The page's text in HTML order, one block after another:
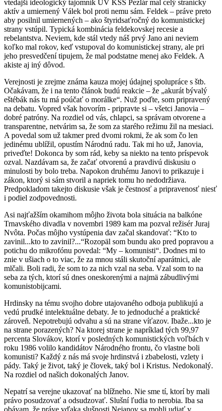
vtedajší ideologický tajomník ÚV KSS Pezlár mal celý stranícky
aktív a umiernený Válek bol proti nemu sám. Feldek – práve preto
aby posilnil umiernených – ako štyridsaťročný do komunistickej
strany vstúpil. Typická kombinácia feldekovskej recesie a
rebelantstva. Neviem, kde stál vtedy náš prvý Jano ani neviem
koľko mal rokov, keď vstupoval do komunistickej strany, ale pri
jeho presvedčení tipujem, že mal podstatne menej ako Feldek. A
akiste aj iný dôvod.
Verejnosti je zrejme známa kauza mojej údajnej spolupráce s štb.
Očakávam, že i na tento článok budú reakcie – že „akurát bývalý
eštébák nás tu má poúčať o morálke“. Nuž poďte, som pripravený
na debatu. Vopred však hovorím - pripravte si – všetci Janovia –
dobré patróny. Na rozdiel od vás, chlapci, sa správam otvorene a
transparentne, netvárim sa, že som za starého režimu žil na mesiaci.
A povedal som už takmer pred dvomi rokmi, že ak som čo len
jedinému ublížil, opustím Národnú radu. Tak mi ho už, Janovia,
priveďte! Dokonca by som rád, keby sa niekto na tento príspevok
ozval. Nazdávam sa, že začať otvorenú a pravdivú diskusiu o
minulosti by bolo treba. Napokon druhému Janovi to prikazuje i
zákon, ktorý si sám stvoril a napriek tomu ho nedodržiava.
Predpokladom takejto diskusie však je čestnosť a pripravenosť niesť
i podiel zodpovednosti.
Asi najťažším okamihom môjho života bola situácia na balkóne
Trnavského divadla v novembri 1989 kam ma pozval režisér Juraj
Nvôta. Počas môjho vystúpenia dav začal skandovať: “Kto to
zavinil...kto to zavinil?...“Rozopäl som bundu ako pred popravou a
potichu do mikrofónu povedal: “My – komunisti“. Dodnes mi to
znie v ušiach o to viac, že za mnou stáli skutoční aparátnici, ale
mlčali. Boli radi, že som to za nich vzal na seba. Vzal som to na
seba za tých, ktorí sú dnes oneskorenými a najmä zábudlivými
komunistobijcami.
Hrdinsky na tému svojho dobre utajovaného odboja publikujú a
vedú prudké intelektuálne debaty. Je to jednoduché a praktické
zároveň. Nepotrebujú odvahu a sú na strane víťazov. Ibaže...kto je
na strane porazených? Na ktorej strane je napríklad tých 99,97
percenta Slovákov, ktorí v posledných komunistických voľbách v
roku 1986 volilo kandidátov Národného frontu, čo vlastne boli
komunisti? Každý z nás má svoje hrdinstvá i zbabelosti, vzlety i
pády. Taký je život, taký je človek, taký bol i Kristus. Nedokonalý.
Na rozdiel od našich dokonalých Janov.
Nepatrí sa verejne ukazovať na blížneho. Nie sme tí, ktorí by mali
právo posudzovať a odsudzovať. Slušní ľudia to nerobia. Iba sa